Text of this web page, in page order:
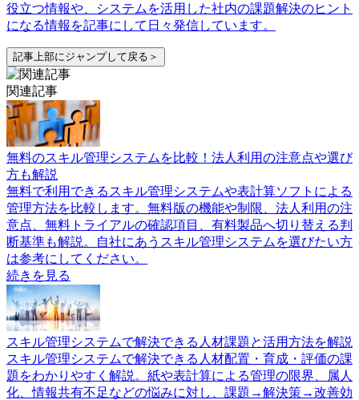
役立つ情報や、システムを活用した社内の課題解決のヒント
になる情報を記事にして日々発信しています。
記事上部にジャンプして戻る＞
関連記事
無料のスキル管理システムを比較！法人利用の注意点や選び
方も解説
無料で利用できるスキル管理システムや表計算ソフトによる
管理方法を比較します。無料版の機能や制限、法人利用の注
意点、無料トライアルの確認項目、有料製品へ切り替える判
断基準も解説。自社にあうスキル管理システムを選びたい方
は参考にしてください。
続きを見る
スキル管理システムで解決できる人材課題と活用方法を解説
スキル管理システムで解決できる人材配置・育成・評価の課
題をわかりやすく解説。紙や表計算による管理の限界、属人
化、情報共有不足などの悩みに対し、課題→解決策→改善効